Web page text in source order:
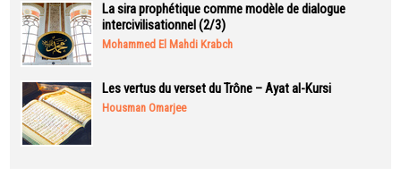
La sira prophétique comme modèle de dialogue
intercivilisationnel (2/3)
Mohammed El Mahdi Krabch
Les vertus du verset du Trône – Ayat al-Kursi
Housman Omarjee